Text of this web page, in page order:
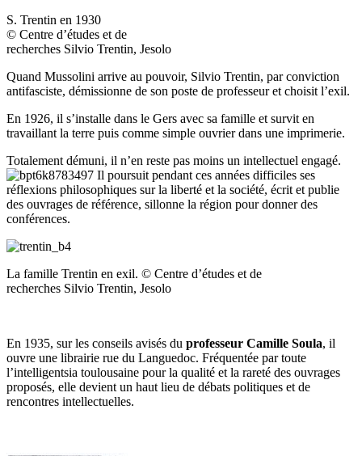
S. Trentin en 1930
© Centre d’études et de
recherches Silvio Trentin, Jesolo
Quand Mussolini arrive au pouvoir, Silvio Trentin, par conviction
antifasciste, démissionne de son poste de professeur et choisit l’exil.
En 1926, il s’installe dans le Gers avec sa famille et survit en
travaillant la terre puis comme simple ouvrier dans une imprimerie.
Totalement démuni, il n’en reste pas moins un intellectuel engagé.
Il poursuit pendant ces années difficiles ses
réflexions philosophiques sur la liberté et la société, écrit et publie
des ouvrages de référence, sillonne la région pour donner des
conférences.
La famille Trentin en exil. © Centre d’études et de
recherches Silvio Trentin, Jesolo
En 1935, sur les conseils avisés du professeur Camille Soula, il
ouvre une librairie rue du Languedoc. Fréquentée par toute
l’intelligentsia toulousaine pour la qualité et la rareté des ouvrages
proposés, elle devient un haut lieu de débats politiques et de
rencontres intellectuelles.